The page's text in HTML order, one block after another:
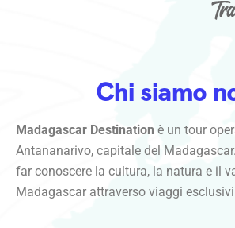
Chi siamo
Madagascar Destination è un tour
Antananarivo, capitale del
far conoscere la cultura, la natura e il
Madagascar attraverso viaggi